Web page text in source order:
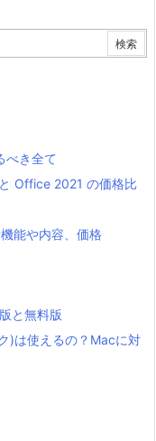
べき全て
Office 2021 の価格比
能や内容、価格
と無料版
)は使えるの？Macに対